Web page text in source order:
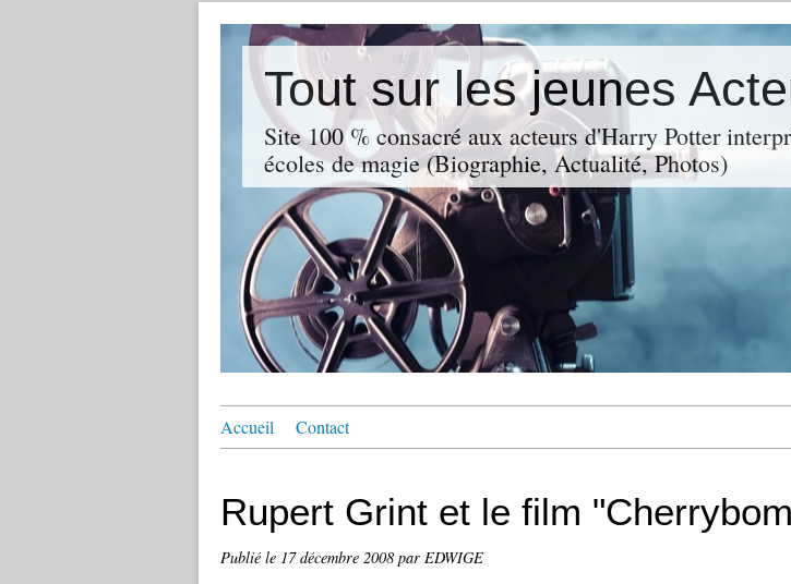
Tout sur les jeunes
Site 100 % consacré aux acteurs d'Harry Potter
écoles de magie (Biographie, Actualité, Photos)
Accueil Contact
Rupert Grint et le film
Publié le 17 décembre 2008 par EDWIGE